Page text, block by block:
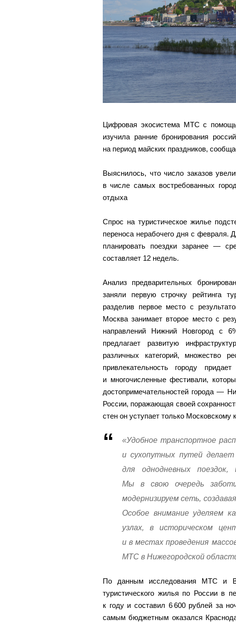
Цифровая экосистема МТС с
изучила ранние бронирования
на период майских праздников,
Выяснилось, что число заказов
в числе самых востребованных
отдыха
Спрос на туристическое жилье
переноса нерабочего дня с февраля.
планировать поездки заранее —
составляет 12 недель.
Анализ предварительных
заняли первую строчку рейтинга
разделив первое место с
Москва занимает второе место с
направлений Нижний Новгород с
предлагает развитую
различных категорий, множество
привлекательность городу
и многочисленные фестивали,
достопримечательностей города —
России, поражающая своей
стен он уступает только Московскому
«Удобное транспортное
и сухопутных путей
для однодневных
Мы в свою очередь
модернизируем сеть,
Особое внимание уделяем
узлах, в историческом
и в местах проведения
МТС в Нижегородской
По данным исследования МТС и
туристического жилья по России в
к году и составил 6 600 рублей за
самым бюджетным оказался